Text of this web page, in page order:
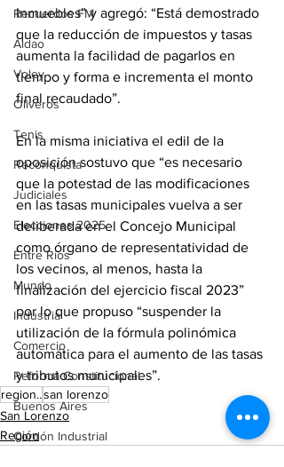
Recuerdos FM
Aldao
Voley
Oliveros
Tenis
Reconquista
Judiciales
Elecciones 2025
Entre Ríos
Mundo
Industria
Comercio
Reforma Constitucional
Buenos Aires
Cordón Industrial
Inmuebles” y agregó: “Está demostrado
que la reducción de impuestos y tasas
aumenta la facilidad de pagarlos en
tiempo y forma e incrementa el monto
final recaudado”.
En la misma iniciativa el edil de la
oposición sostuvo que “es necesario
que la potestad de las modificaciones
en las tasas municipales vuelva a ser
deliberada en el Concejo Municipal
como órgano de representatividad de
los vecinos, al menos, hasta la
finalización del ejercicio fiscal 2023”
por lo que propuso “suspender la
utilización de la fórmula polinómica
automática para el aumento de las tasas
y tributos municipales”.
region..san lorenzo
San Lorenzo
Región